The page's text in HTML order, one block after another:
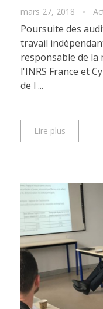
mars 27, 2018
Poursuite des
travail
responsable de la
l'INRS France et
de l ...
Lire plus